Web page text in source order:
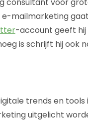
mailmarketing
-account geeft
is schrijft hij ook
trends en
uitgelicht